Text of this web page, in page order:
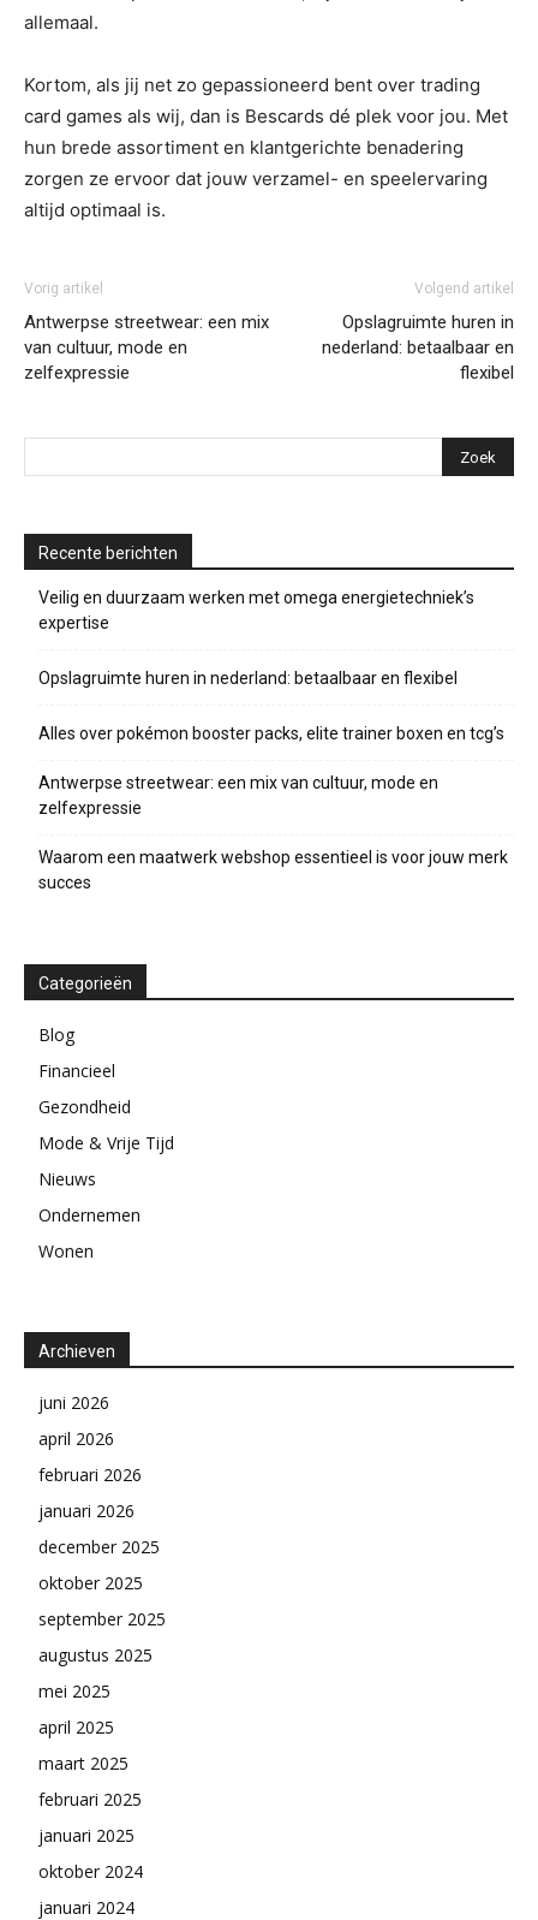
allemaal.
Kortom, als jij net zo gepassioneerd bent over trading
card games als wij, dan is Bescards dé plek voor jou. Met
hun brede assortiment en klantgerichte benadering
zorgen ze ervoor dat jouw verzamel- en speelervaring
altijd optimaal is.
Vorig artikel
Antwerpse streetwear: een mix
van cultuur, mode en
zelfexpressie
Volgend artikel
Opslagruimte huren in
nederland: betaalbaar en
flexibel
Recente berichten
Veilig en duurzaam werken met omega energietechniek’s
expertise
Opslagruimte huren in nederland: betaalbaar en flexibel
Alles over pokémon booster packs, elite trainer boxen en tcg’s
Antwerpse streetwear: een mix van cultuur, mode en
zelfexpressie
Waarom een maatwerk webshop essentieel is voor jouw merk
succes
Categorieën
Blog
Financieel
Gezondheid
Mode & Vrije Tijd
Nieuws
Ondernemen
Wonen
Archieven
juni 2026
april 2026
februari 2026
januari 2026
december 2025
oktober 2025
september 2025
augustus 2025
mei 2025
april 2025
maart 2025
februari 2025
januari 2025
oktober 2024
januari 2024